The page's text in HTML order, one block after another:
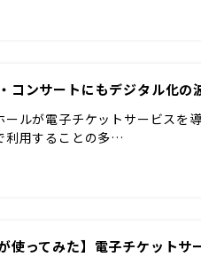
コンサートにもデジタル化の
ールが電子チケットサービス
利用することの多…
が使ってみた】電子チケット